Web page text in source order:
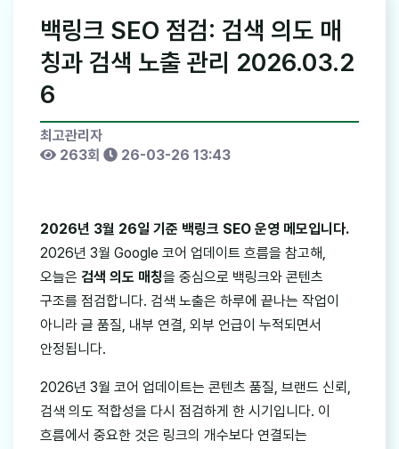
백링크 SEO 점검: 검색 의도 매
칭과 검색 노출 관리 2026.03.2
6
최고관리자
263회
26-03-26 13:43
2026년 3월 26일 기준 백링크 SEO 운영 메모입니다.
2026년 3월 Google 코어 업데이트 흐름을 참고해,
오늘은 검색 의도 매칭을 중심으로 백링크와 콘텐츠
구조를 점검합니다. 검색 노출은 하루에 끝나는 작업이
아니라 글 품질, 내부 연결, 외부 언급이 누적되면서
안정됩니다.
2026년 3월 코어 업데이트는 콘텐츠 품질, 브랜드 신뢰,
검색 의도 적합성을 다시 점검하게 한 시기입니다. 이
흐름에서 중요한 것은 링크의 개수보다 연결되는